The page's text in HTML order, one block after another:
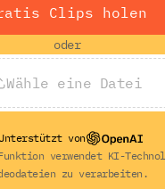
Clips holen
oder
Wähle eine Datei
Unterstützt von
verwendet KI-
zu verarbeiten.